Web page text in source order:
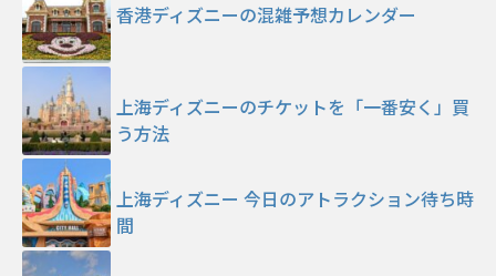
香港ディズニーの混雑予想カレンダー
上海ディズニーのチケットを「一番安く」買
う方法
上海ディズニー 今日のアトラクション待ち時
間